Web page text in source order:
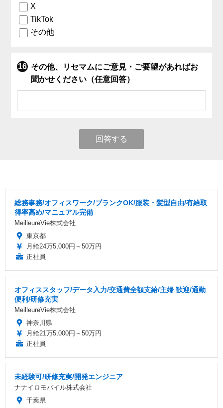
X
TikTok
その他
その他、リセマムにご意見・ご要望があればお
聞かせください（任意回答）
回答する
総務事務/オフィスワーク/ブランクOK/服装・髪型自由/有給取
得率高め/マニュアル完備
MeilleureVie株式会社
東京都
月給24万5,000円～50万円
正社員
オフィススタッフ/データ入力/交通費全額支給/主婦 歓迎/通勤
便利/研修充実
MeilleureVie株式会社
神奈川県
月給21万5,000円～50万円
正社員
未経験可/研修充実/開発エンジニア
ナナイロモバイル株式会社
千葉県